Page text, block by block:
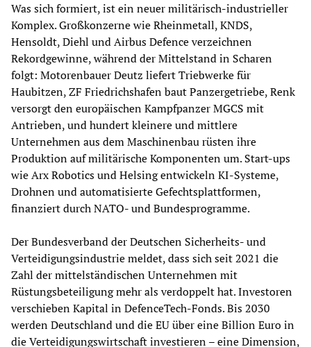
Was sich formiert, ist ein neuer militärisch-industrieller
Komplex. Großkonzerne wie Rheinmetall, KNDS,
Hensoldt, Diehl und Airbus Defence verzeichnen
Rekordgewinne, während der Mittelstand in Scharen
folgt: Motorenbauer Deutz liefert Triebwerke für
Haubitzen, ZF Friedrichshafen baut Panzergetriebe, Renk
versorgt den europäischen Kampfpanzer MGCS mit
Antrieben, und hundert kleinere und mittlere
Unternehmen aus dem Maschinenbau rüsten ihre
Produktion auf militärische Komponenten um. Start-ups
wie Arx Robotics und Helsing entwickeln KI-Systeme,
Drohnen und automatisierte Gefechtsplattformen,
finanziert durch NATO- und Bundesprogramme.
Der Bundesverband der Deutschen Sicherheits- und
Verteidigungsindustrie meldet, dass sich seit 2021 die
Zahl der mittelständischen Unternehmen mit
Rüstungsbeteiligung mehr als verdoppelt hat. Investoren
verschieben Kapital in DefenceTech-Fonds. Bis 2030
werden Deutschland und die EU über eine Billion Euro in
die Verteidigungswirtschaft investieren – eine Dimension,